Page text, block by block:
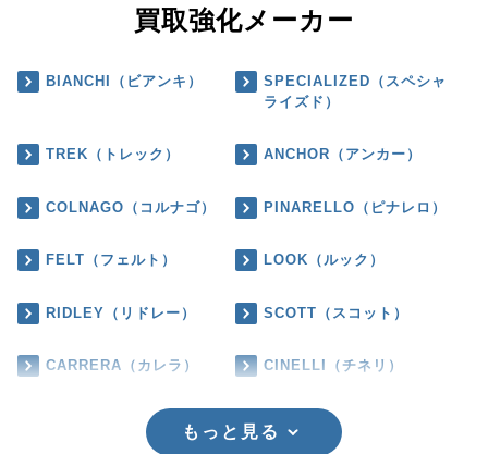
買取強化メーカー
BIANCHI（ビアンキ）
SPECIALIZED（スペシャ
ライズド）
TREK（トレック） ANCHOR（アンカー）
COLNAGO（コルナゴ） PINARELLO（ピナレロ）
FELT（フェルト） LOOK（ルック）
RIDLEY（リドレー） SCOTT（スコット）
CARRERA（カレラ） CINELLI（チネリ）
もっと見る